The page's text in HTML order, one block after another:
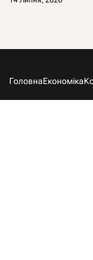
ГоловнаЕкономіка